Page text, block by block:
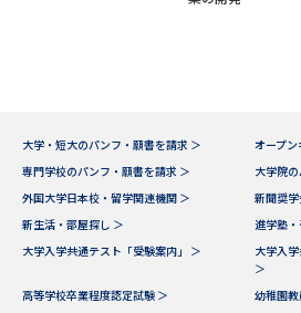
大学・短大のパンフ・願書を請求 ＞
オープ
専門学校のパンフ・願書を請求 ＞
大学院
外国大学日本校・留学関連機関 ＞
新聞奨
新生活・部屋探し ＞
進学塾
大学入学共通テスト「受験案内」 ＞
大学入
＞
高等学校卒業程度認定試験 ＞
幼稚園